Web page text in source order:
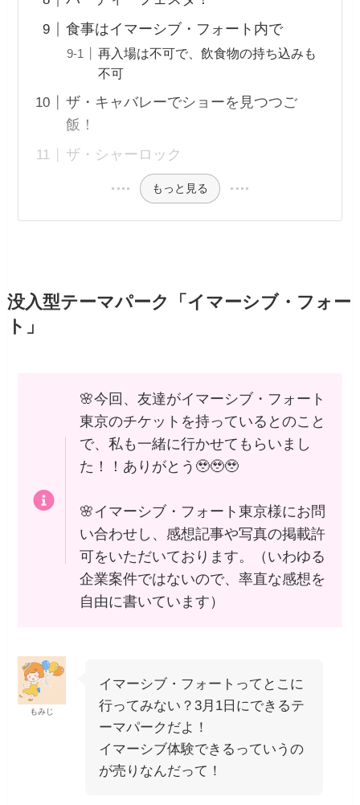
食事はイマーシブ・フォート内で
再入場は不可で、飲食物の持ち込みも
不可
ザ・キャバレーでショーを見つつご
飯！
ザ・シャーロック
もっと見る
没入型テーマパーク「イマーシブ・フォー
ト」
🌸今回、友達がイマーシブ・フォート
東京のチケットを持っているとのこと
で、私も一緒に行かせてもらいまし
た！！ありがとう🥹🥹🥹
🌸イマーシブ・フォート東京様にお問
い合わせし、感想記事や写真の掲載許
可をいただいております。（いわゆる
企業案件ではないので、率直な感想を
自由に書いています）
もみじ
イマーシブ・フォートってとこに
行ってみない？3月1日にできるテ
ーマパークだよ！
イマーシブ体験できるっていうの
が売りなんだって！